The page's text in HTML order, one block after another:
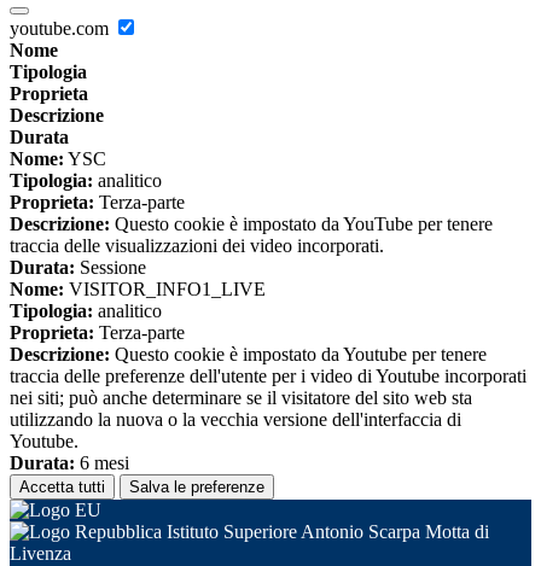
youtube.com
Nome
Tipologia
Proprieta
Descrizione
Durata
Nome: YSC
Tipologia: analitico
Proprieta: Terza-parte
Descrizione: Questo cookie è impostato da YouTube per tenere
traccia delle visualizzazioni dei video incorporati.
Durata: Sessione
Nome: VISITOR_INFO1_LIVE
Tipologia: analitico
Proprieta: Terza-parte
Descrizione: Questo cookie è impostato da Youtube per tenere
traccia delle preferenze dell'utente per i video di Youtube incorporati
nei siti; può anche determinare se il visitatore del sito web sta
utilizzando la nuova o la vecchia versione dell'interfaccia di
Youtube.
Durata: 6 mesi
Accetta tutti Salva le preferenze
Istituto Superiore Antonio Scarpa Motta di
Livenza